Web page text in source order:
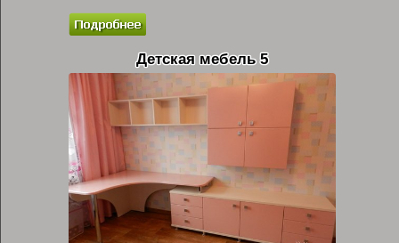
Детская мебель 5